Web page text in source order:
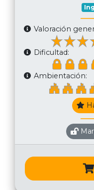
Valoración
Dificultad:
Ambientación: